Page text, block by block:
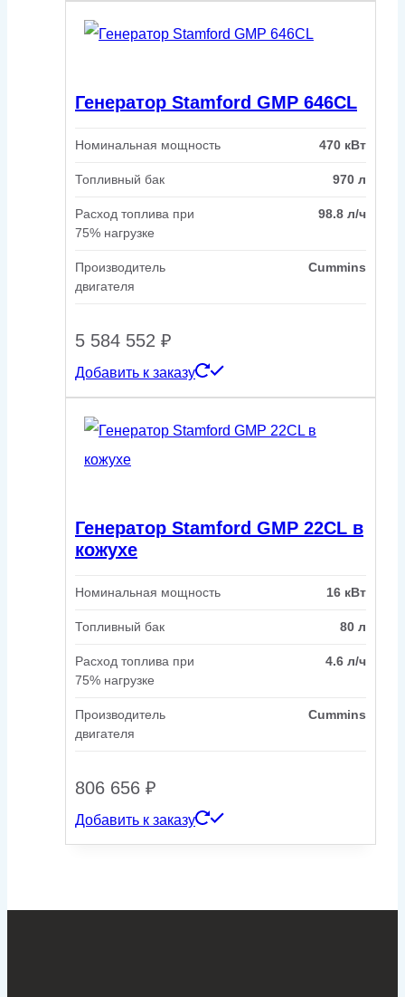
Генератор Stamford GMP 646CL
Номинальная мощность 470 кВт
Топливный бак 970 л
Расход топлива при
75% нагрузке
98.8 л/ч
Производитель
двигателя
Cummins
5 584 552 ₽
Добавить к заказу
Генератор Stamford GMP 22CL в
кожухе
Номинальная мощность 16 кВт
Топливный бак 80 л
Расход топлива при
75% нагрузке
4.6 л/ч
Производитель
двигателя
Cummins
806 656 ₽
Добавить к заказу